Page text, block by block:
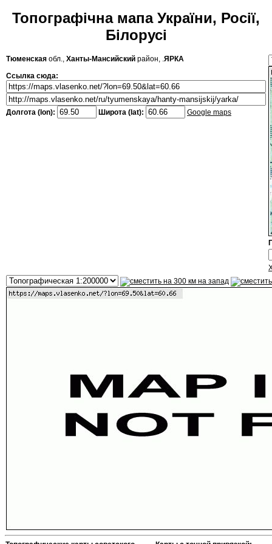
Топографічна мапа України, Росії,
Білорусі
Тюменская обл., Ханты-Мансийский район, .ЯРКА
Ссылка сюда:
Долгота (lon): Широта (lat): Google maps